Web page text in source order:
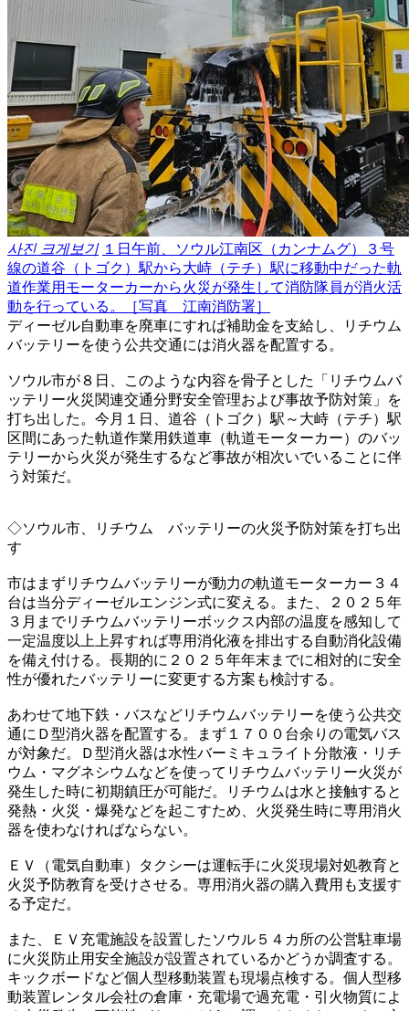
사진 크게보기 １日午前、ソウル江南区（カンナムグ）３号
線の道谷（トゴク）駅から大峙（テチ）駅に移動中だった軌
道作業用モーターカーから火災が発生して消防隊員が消火活
動を行っている。［写真 江南消防署］
ディーゼル自動車を廃車にすれば補助金を支給し、リチウム
バッテリーを使う公共交通には消火器を配置する。
ソウル市が８日、このような内容を骨子とした「リチウムバ
ッテリー火災関連交通分野安全管理および事故予防対策」を
打ち出した。今月１日、道谷（トゴク）駅～大峙（テチ）駅
区間にあった軌道作業用鉄道車（軌道モーターカー）のバッ
テリーから火災が発生するなど事故が相次いでいることに伴
う対策だ。
◇ソウル市、リチウム バッテリーの火災予防対策を打ち出
す
市はまずリチウムバッテリーが動力の軌道モーターカー３４
台は当分ディーゼルエンジン式に変える。また、２０２５年
３月までリチウムバッテリーボックス内部の温度を感知して
一定温度以上上昇すれば専用消化液を排出する自動消化設備
を備え付ける。長期的に２０２５年年末までに相対的に安全
性が優れたバッテリーに変更する方案も検討する。
あわせて地下鉄・バスなどリチウムバッテリーを使う公共交
通にＤ型消火器を配置する。まず１７００台余りの電気バス
が対象だ。Ｄ型消火器は水性バーミキュライト分散液・リチ
ウム・マグネシウムなどを使ってリチウムバッテリー火災が
発生した時に初期鎮圧が可能だ。リチウムは水と接触すると
発熱・火災・爆発などを起こすため、火災発生時に専用消火
器を使わなければならない。
ＥＶ（電気自動車）タクシーは運転手に火災現場対処教育と
火災予防教育を受けさせる。専用消火器の購入費用も支援す
る予定だ。
また、ＥＶ充電施設を設置したソウル５４カ所の公営駐車場
に火災防止用安全施設が設置されているかどうか調査する。
キックボードなど個人型移動装置も現場点検する。個人型移
動装置レンタル会社の倉庫・充電場で過充電・引火物質によ